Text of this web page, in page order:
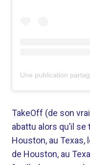
TakeOff (de son
abattu alors qu’il
Houston, au Texas,
de Houston, au